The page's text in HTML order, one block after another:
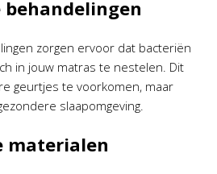
zorgen ervoor dat bacteriën
in jouw matras te nestelen. Dit
geurtjes te voorkomen, maar
slaapomgeving.
materialen